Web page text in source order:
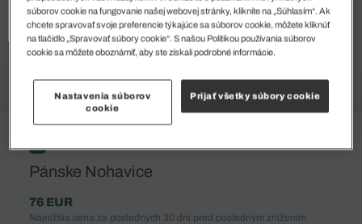
%
Pánske Nohavice
76 EUR
Najnižšia cena za posledných 30 dní pred posledným znížením
súborov cookie na fungovanie našej webovej stránky, kliknite na „Súhlasím“. Ak
chcete spravovať svoje preferencie týkajúce sa súborov cookie, môžete kliknúť
na tlačidlo „Spravovať súbory cookie“. S našou Politikou používania súborov
cookie sa môžete oboznámiť, aby ste získali podrobné informácie.
Nastavenia súborov
cookie
Prijať všetky súbory cookie